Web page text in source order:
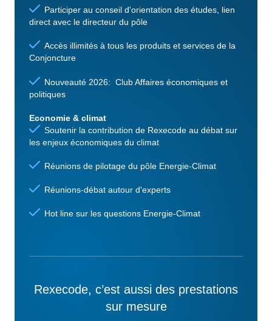
Participer au conseil d'orientation des études, lien
direct avec le directeur du pôle
Accès illimités à tous les produits et services de la
Conjoncture
Nouveauté 2026: Club Affaires économiques et
politiques
Economie & climat
Soutenir la contribution de Rexecode au débat sur
les enjeux économiques du climat
Réunions de pilotage du pôle Energie-Climat
Réunions-débat autour d'experts
Hot line sur les questions Energie-Climat
Rexecode, c’est aussi des prestations
sur mesure